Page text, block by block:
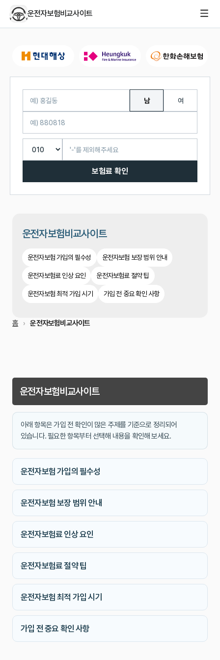
운전자보험비교사이트
남 여
보험료 확인
운전자보험비교사이트
운전자보험 가입의 필수성 운전자보험 보장 범위 안내
운전자보험료 인상 요인 운전자보험료 절약 팁
운전자보험 최적 가입 시기 가입 전 중요 확인 사항
홈 운전자보험비교사이트
운전자보험비교사이트
아래 항목은 가입 전 확인이 많은 주제를 기준으로 정리되어
있습니다. 필요한 항목부터 선택해 내용을 확인해 보세요.
운전자보험 가입의 필수성
운전자보험 보장 범위 안내
운전자보험료 인상 요인
운전자보험료 절약 팁
운전자보험 최적 가입 시기
가입 전 중요 확인 사항